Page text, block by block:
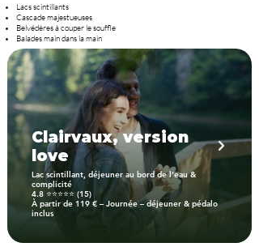
Lacs scintillants
Cascade majestueuses
Belvédères à couper le souffle
Balades main dans la main
Clairvaux, version
love
Lac scintillant, déjeuner au bord de l’eau &
complicité
4.8 ⭐⭐⭐⭐⭐ (15)
À partir de 119 € – Journée – déjeuner & pédalo
inclus